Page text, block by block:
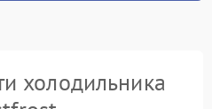
холодильника